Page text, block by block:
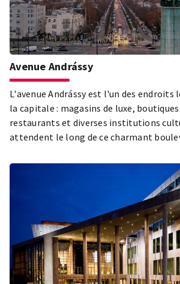
Avenue Andrássy
L'avenue Andrássy est l'un des endroits
la capitale : magasins de luxe,
restaurants et diverses institutions
attendent le long de ce charmant